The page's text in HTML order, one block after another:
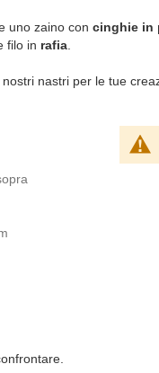
uno zaino con cinghie in
filo in rafia.
nastri per le tue